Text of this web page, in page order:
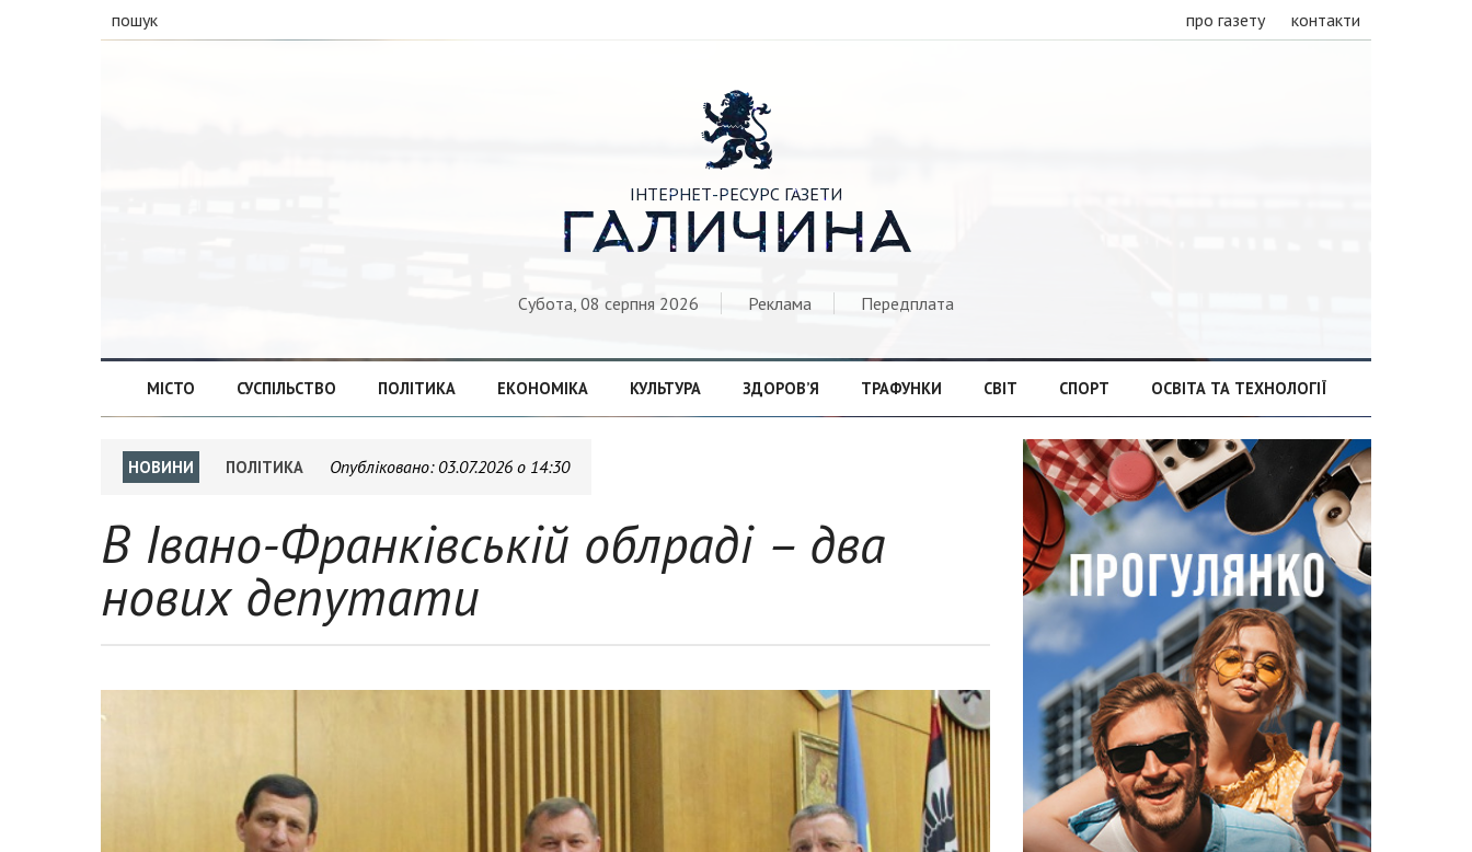
пошук про газету контакти

ІНТЕРНЕТ-РЕСУРС ГАЗЕТИ
ГАЛИЧИНА
Субота, 08 серпня 2026 Реклама Передплата
МІСТО СУСПІЛЬСТВО ПОЛІТИКА ЕКОНОМІКА КУЛЬТУРА ЗДОРОВ’Я ТРАФУНКИ СВІТ СПОРТ ОСВІТА ТА ТЕХНОЛОГІЇ
НОВИНИ ПОЛІТИКА Опубліковано: 03.07.2026 о 14:30
В Івано-Франківській облраді – два
нових депутати